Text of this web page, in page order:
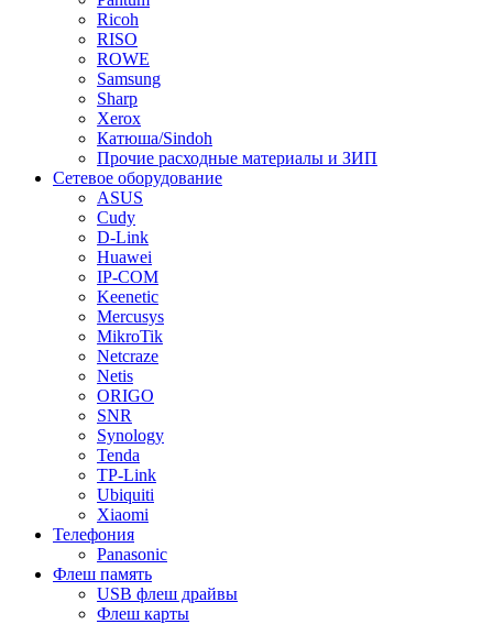
Ricoh
RISO
ROWE
Samsung
Sharp
Xerox
Катюша/Sindoh
Прочие расходные материалы и ЗИП
Сетевое оборудование
ASUS
Cudy
D-Link
Huawei
IP-COM
Keenetic
Mercusys
MikroTik
Netcraze
Netis
ORIGO
SNR
Synology
Tenda
TP-Link
Ubiquiti
Xiaomi
Телефония
Panasonic
Флеш память
USB флеш драйвы
Флеш карты